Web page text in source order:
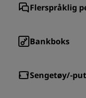
Flerspråklig
Bankboks
Sengetøy/-